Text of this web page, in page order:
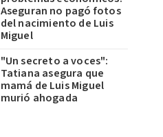
Aseguran no pagó fotos
del nacimiento de Luis
Miguel
"Un secreto a voces":
Tatiana asegura que
mamá de Luis Miguel
murió ahogada